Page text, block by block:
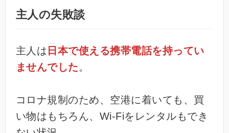
主人の失敗談
主人は 日本で使える携帯電話を持ってい
ませんでした。
コロナ規制のため、空港に着いても、買
い物はもちろん、Wi-Fiをレンタルもでき